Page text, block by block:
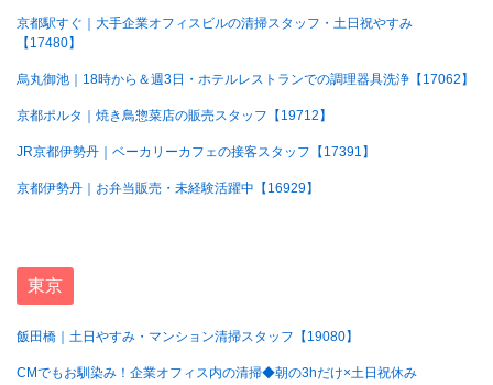
京都駅すぐ｜大手企業オフィスビルの清掃スタッフ・土日祝やすみ
【17480】
烏丸御池｜18時から＆週3日・ホテルレストランでの調理器具洗浄【17062】
京都ポルタ｜焼き鳥惣菜店の販売スタッフ【19712】
JR京都伊勢丹｜ベーカリーカフェの接客スタッフ【17391】
京都伊勢丹｜お弁当販売・未経験活躍中【16929】
東京
飯田橋｜土日やすみ・マンション清掃スタッフ【19080】
CMでもお馴染み！企業オフィス内の清掃◆朝の3hだけ×土日祝休み